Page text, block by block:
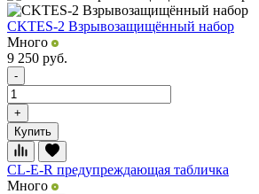
CKTES-2 Взрывозащищённый набор
Много
9 250 руб.
-
+
Купить
CL-E-R предупреждающая табличка
Много